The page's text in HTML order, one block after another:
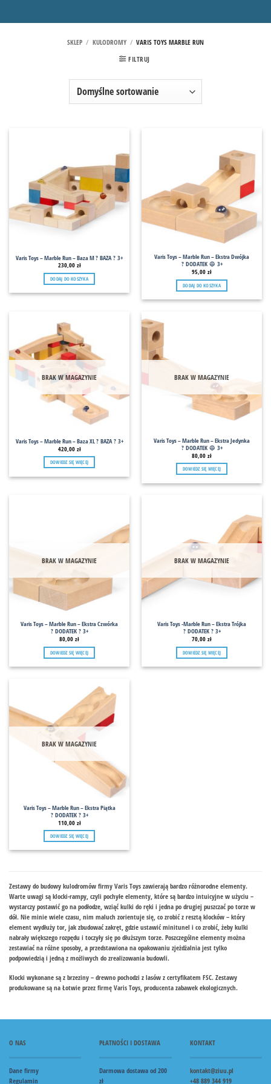
SKLEP / KULODROMY / VARIS TOYS MARBLE RUN
FILTRUJ
Varis Toys – Marble Run – Baza M ? BAZA ? 3+
230,00 zł
DODAJ DO KOSZYKA
Varis Toys – Marble Run – Ekstra Dwójka
? DODATEK 🔵 3+
95,00 zł
DODAJ DO KOSZYKA
BRAK W MAGAZYNIE
Varis Toys – Marble Run – Baza XL ? BAZA ? 3+
420,00 zł
DOWIEDZ SIĘ WIĘCEJ
BRAK W MAGAZYNIE
Varis Toys – Marble Run – Ekstra Jedynka
? DODATEK 🔵 3+
80,00 zł
DOWIEDZ SIĘ WIĘCEJ
BRAK W MAGAZYNIE
Varis Toys – Marble Run – Ekstra Czwórka
? DODATEK ? 3+
80,00 zł
DOWIEDZ SIĘ WIĘCEJ
BRAK W MAGAZYNIE
Varis Toys -Marble Run – Ekstra Trójka
? DODATEK ? 3+
70,00 zł
DOWIEDZ SIĘ WIĘCEJ
BRAK W MAGAZYNIE
Varis Toys – Marble Run – Ekstra Piątka
? DODATEK ? 3+
110,00 zł
DOWIEDZ SIĘ WIĘCEJ
Zestawy do budowy kulodromów firmy Varis Toys zawierają bardzo różnorodne elementy.
Warte uwagi są klocki-rampy, czyli pochyłe elementy, które są bardzo intuicyjne w użyciu –
wystarczy postawić go na podłodze, wziąć kulki do ręki i jedna po drugiej puszczać po torze w
dół. Nie minie wiele czasu, nim maluch zorientuje się, co zrobić z resztą klocków – który
element wydłuży tor, jak zbudować zakręt, gdzie ustawić minitunel i co zrobić, żeby kulki
nabrały większego rozpędu i toczyły się po dłuższym torze. Poszczególne elementy można
zestawiać na różne sposoby, a przedstawiona na opakowaniu zjeżdżalnia jest tylko
podpowiedzią i jedną z możliwych do zrealizowania budowli.
Klocki wykonane są z brzeziny – drewno pochodzi z lasów z certyfikatem FSC. Zestawy
produkowane są na Łotwie przez firmę Varis Toys, producenta zabawek ekologicznych.
O NAS
Dane firmy
Regulamin
PŁATNOŚCI I DOSTAWA
Darmowa dostawa od 200
zł
KONTAKT
kontakt@ziuu.pl
+48 889 344 919